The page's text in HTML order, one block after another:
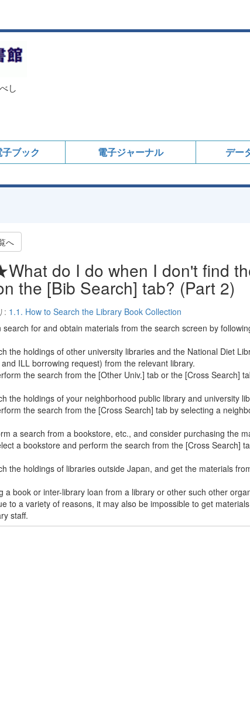
し
子ブック 電子ジャーナル デー
へ
do I do when I don't find
the [Bib Search] tab? (Part 2)
: 1.1. How to Search the Library Book Collection
search for and obtain materials from the search screen by
the holdings of other university libraries and the National Diet
ILL borrowing request) from the relevant library.
the search from the [Other Univ.] tab or the [Cross Search]
the holdings of your neighborhood public library and university
the search from the [Cross Search] tab by selecting a
a search from a bookstore, etc., and consider purchasing the
a bookstore and perform the search from the [Cross Search]
the holdings of libraries outside Japan, and get the materials
a book or inter-library loan from a library or other such other
to a variety of reasons, it may also be impossible to get
staff.